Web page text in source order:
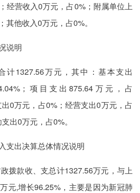
经营收入0万元，占0%；附属单位上
其他收入0万元，占0%。
说明
计1327.56万元，其中：基本支出
；项目支出875.64万元，占
0万元，占0%；经营支出0万元，占
出0万元，占0%。
支出决算总体情况说明
款收、支总计1327.56万元，与上
元,增长96.25%，主要是因为新冠肺